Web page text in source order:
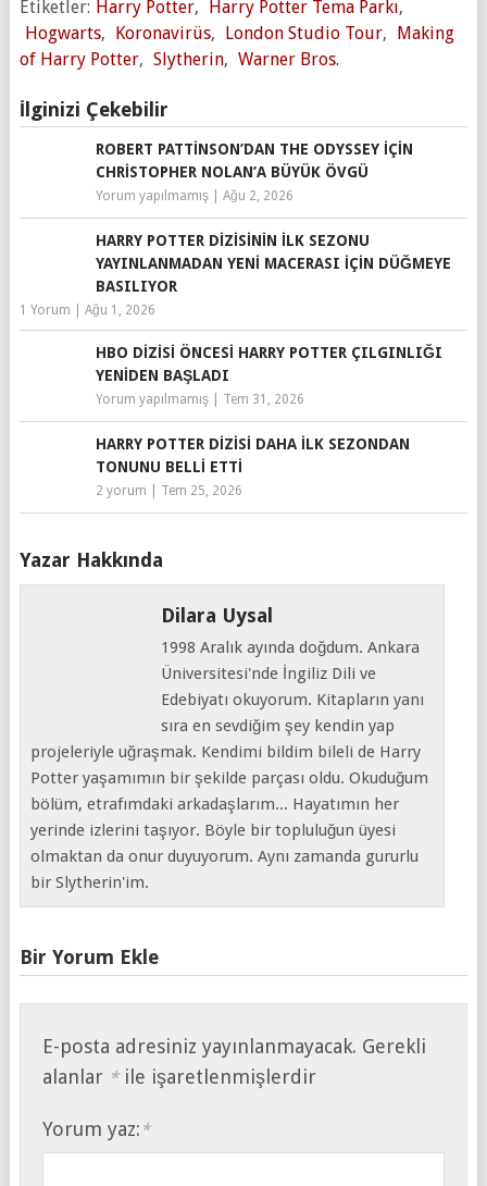
Etiketler: Harry Potter, Harry Potter Tema Parkı,
Hogwarts, Koronavirüs, London Studio Tour, Making
of Harry Potter, Slytherin, Warner Bros.
İlginizi Çekebilir
ROBERT PATTINSON’DAN THE ODYSSEY IÇIN
CHRISTOPHER NOLAN’A BÜYÜK ÖVGÜ
Yorum yapılmamış| Ağu 2, 2026
HARRY POTTER DIZISININ İLK SEZONU
YAYINLANMADAN YENI MACERASI IÇIN DÜĞMEYE
BASILIYOR
1 Yorum Ağu 1, 2026
HBO DIZISI ÖNCESI HARRY POTTER ÇILGINLIĞI
YENIDEN BAŞLADI
Yorum yapılmamış| Tem 31, 2026
HARRY POTTER DIZISI DAHA İLK SEZONDAN
TONUNU BELLI ETTI
2 yorum Tem 25, 2026
Yazar Hakkında
Dilara Uysal
1998 Aralık ayında doğdum. Ankara
Üniversitesi'nde İngiliz Dili ve
Edebiyatı okuyorum. Kitapların yanı
sıra en sevdiğim şey kendin yap
projeleriyle uğraşmak. Kendimi bildim bileli de Harry
Potter yaşamımın bir şekilde parçası oldu. Okuduğum
bölüm, etrafımdaki arkadaşlarım... Hayatımın her
yerinde izlerini taşıyor. Böyle bir topluluğun üyesi
olmaktan da onur duyuyorum. Aynı zamanda gururlu
bir Slytherin'im.
Bir Yorum Ekle
E-posta adresiniz yayınlanmayacak. Gerekli
alanlar *ile işaretlenmişlerdir
Yorum yaz: *